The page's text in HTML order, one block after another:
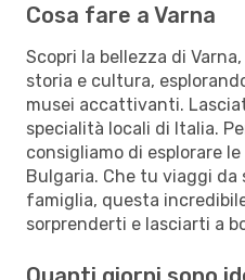
Cosa fare a Varna
Scopri la bellezza di
storia e cultura,
musei accattivanti.
specialità locali di Italia.
consigliamo di esplorare
Bulgaria. Che tu viaggi da
famiglia, questa
sorprenderti e lasciarti a